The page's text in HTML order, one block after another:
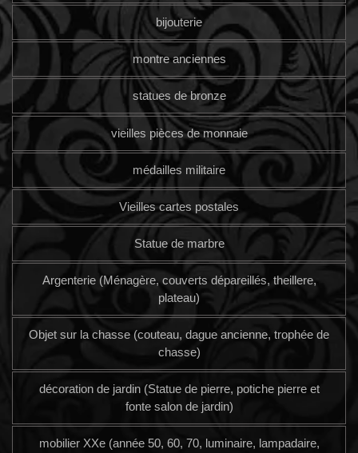
bijouterie
montre anciennes
statues de bronze
vieilles pièces de monnaie
médailles militaire
Vieilles cartes postales
Statue de marbre
Argenterie (Ménagère, couverts dépareillés, theillere,
plateau)
Objet sur la chasse (couteau, dague ancienne, trophée de
chasse)
décoration de jardin (Statue de pierre, potiche pierre et
fonte salon de jardin)
mobilier XXe (année 50, 60, 70, luminaire, lampadaire,